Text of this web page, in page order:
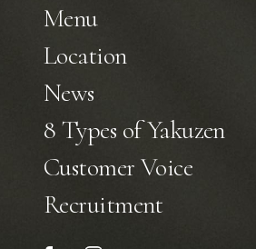
Menu
Location
News
8 Types of Yakuzen
Customer Voice
Recruitment